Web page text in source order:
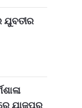
ଯୁବତୀର
ଯାଜପୁର